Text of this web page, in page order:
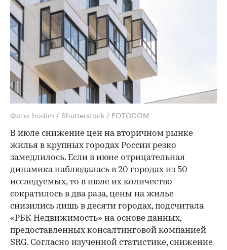
Фото: hodim / Shutterstock / FOTODOM
В июле снижение цен на вторичном рынке
жилья в крупных городах России резко
замедлилось. Если в июне отрицательная
динамика наблюдалась в 20 городах из 50
исследуемых, то в июле их количество
сократилось в два раза, цены на жилье
снизились лишь в десяти городах, подсчитала
«РБК Недвижимость» на основе данных,
предоставленных консалтинговой компанией
SRG. Согласно изученной статистике, снижение